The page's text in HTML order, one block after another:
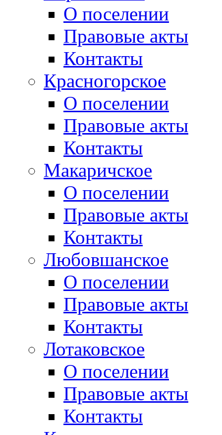
О поселении
Правовые акты
Контакты
Красногорское
О поселении
Правовые акты
Контакты
Макаричское
О поселении
Правовые акты
Контакты
Любовшанское
О поселении
Правовые акты
Контакты
Лотаковское
О поселении
Правовые акты
Контакты